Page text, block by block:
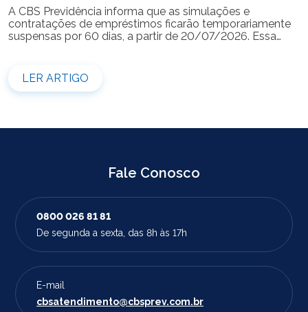
A CBS Previdência informa que as simulações e
contratações de empréstimos ficarão temporariamente
suspensas por 60 dias, a partir de 20/07/2026. Essa
realizar novas simulações ou contratar empréstimos
pelos canais disponibilizados pela CBS Previdência.
Recomendamos que os participantes que […]
LER ARTIGO
Fale Conosco
0800 026 81 81
De segunda a sexta, das 8h às 17h
E-mail
cbsatendimento@cbsprev.com.br